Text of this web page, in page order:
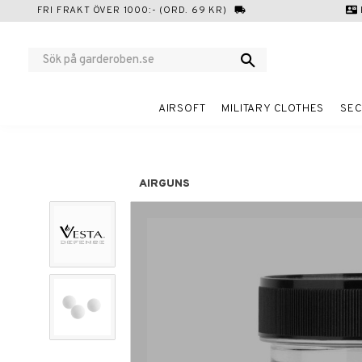
FRI FRAKT ÖVER 1000:- (ORD. 69 KR) local_shipping contact_mail
AIRSOFT MILITARY CLOTHES
AIRGUNS